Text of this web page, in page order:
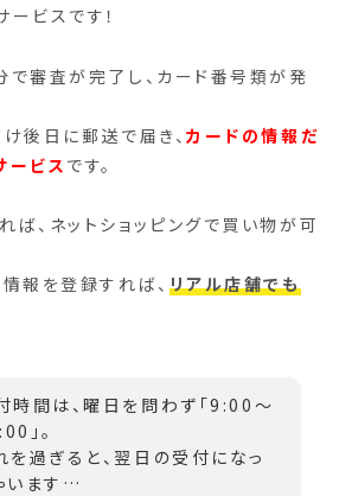
ビスです！
審査が完了し、カード番号類が発
後日に郵送で届き、カードの情報だ
ービス です。
ば、ネットショッピングで買い物が可
報を登録すれば、 リアル店舗でも
時間は、曜日を問わず「9:00～
」。
を過ぎると、翌日の受付になっ
います…